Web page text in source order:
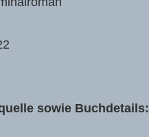
sowie Buchdetails: